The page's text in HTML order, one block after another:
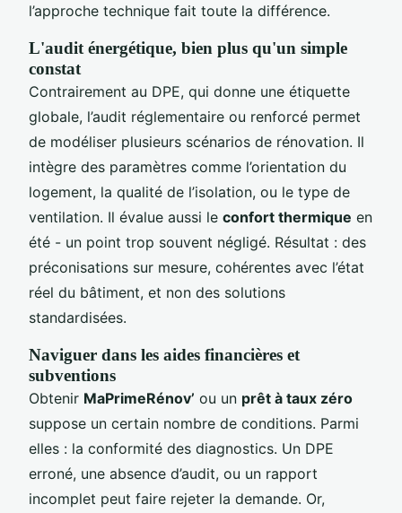
l’approche technique fait toute la différence.
L'audit énergétique, bien plus qu'un simple
constat
Contrairement au DPE, qui donne une étiquette
globale, l’audit réglementaire ou renforcé permet
de modéliser plusieurs scénarios de rénovation. Il
intègre des paramètres comme l’orientation du
logement, la qualité de l’isolation, ou le type de
ventilation. Il évalue aussi le confort thermique en
été - un point trop souvent négligé. Résultat : des
préconisations sur mesure, cohérentes avec l’état
réel du bâtiment, et non des solutions
standardisées.
Naviguer dans les aides financières et
subventions
Obtenir MaPrimeRénov’ ou un prêt à taux zéro
suppose un certain nombre de conditions. Parmi
elles : la conformité des diagnostics. Un DPE
erroné, une absence d’audit, ou un rapport
incomplet peut faire rejeter la demande. Or,